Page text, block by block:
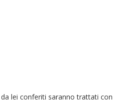
lei conferiti saranno trattati con